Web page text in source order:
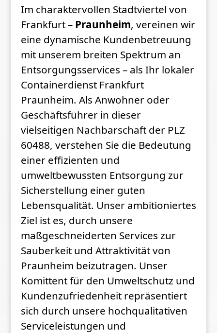
Im charaktervollen Stadtviertel von
Frankfurt – Praunheim, vereinen wir
eine dynamische Kundenbetreuung
mit unserem breiten Spektrum an
Entsorgungsservices – als Ihr lokaler
Containerdienst Frankfurt
Praunheim. Als Anwohner oder
Geschäftsführer in dieser
vielseitigen Nachbarschaft der PLZ
60488, verstehen Sie die Bedeutung
einer effizienten und
umweltbewussten Entsorgung zur
Sicherstellung einer guten
Lebensqualität. Unser ambitioniertes
Ziel ist es, durch unsere
maßgeschneiderten Services zur
Sauberkeit und Attraktivität von
Praunheim beizutragen. Unser
Komittent für den Umweltschutz und
Kundenzufriedenheit repräsentiert
sich durch unsere hochqualitativen
Serviceleistungen und